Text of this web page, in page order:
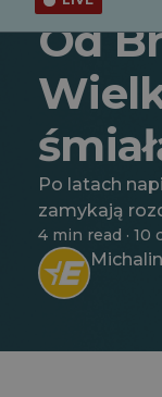
Ogólne
Od
Po latach
zamykają
4 min read · 10